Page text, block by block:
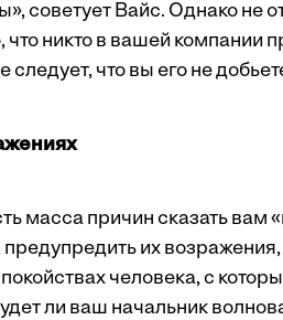
советует Вайс. Однако не
что никто в вашей компании
что вы его не
масса причин сказать вам
предупредить их
человека, с
ли ваш начальник